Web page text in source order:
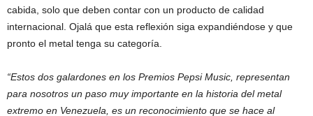
cabida, solo que deben contar con un producto de calidad
internacional. Ojalá que esta reflexión siga expandiéndose y que
pronto el metal tenga su categoría.
“Estos dos galardones en los Premios Pepsi Music, representan
para nosotros un paso muy importante en la historia del metal
extremo en Venezuela, es un reconocimiento que se hace al